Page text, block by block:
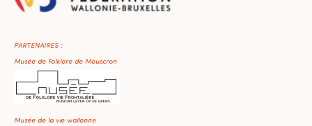
PARTENAIRES :
Musée de Folklore de Mouscron
Musée de la vie wallonne